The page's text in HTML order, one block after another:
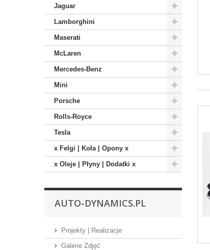
Jaguar
Lamborghini
Maserati
McLaren
Mercedes-Benz
Mini
Porsche
Rolls-Royce
Tesla
x Felgi | Koła | Opony x
x Oleje | Płyny | Dodatki x
AUTO-DYNAMICS.PL
Projekty | Realizacje
Galerie Zdjęć